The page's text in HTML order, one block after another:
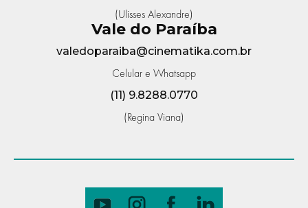
(Ulisses Alexandre)
Vale do Paraíba
valedoparaiba@cinematika.com.br
Celular e Whatsapp
(11) 9.8288.0770
(Regina Viana)